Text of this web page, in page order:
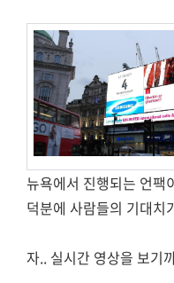
뉴욕에서 진행되는 언팩
덕분에 사람들의 기대치
자.. 실시간 영상을 보기